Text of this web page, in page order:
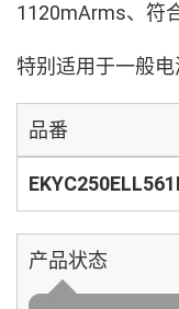
1120mArms、符
特别适用于一般电
品番
产品状态